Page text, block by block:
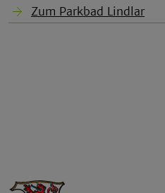
Zum Parkbad Lindlar